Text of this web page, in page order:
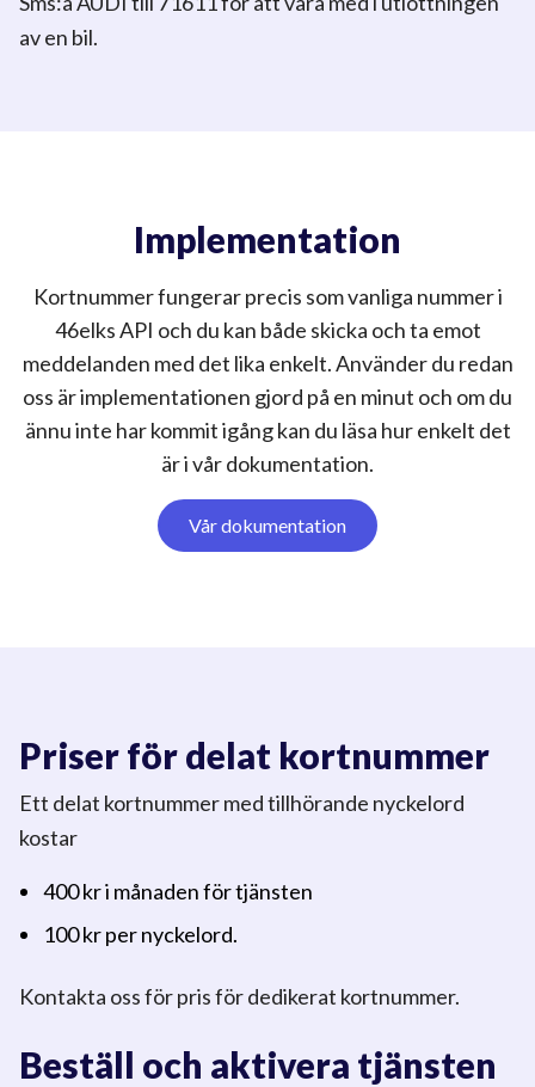
aven bil.
Implementation
Kortnummer fungerar precis som vanliga nummer i
46elks API och du kan både skicka och ta emot
meddelanden med det lika enkelt. Använder du redan
oss är implementationen gjord på en minut och om du
ännu inte har kommit igång kan du läsa hur enkelt det
är i vår dokumentation.
Vår dokumentation
Priser för delat kortnummer
Ett delat kortnummer med tillhörande nyckelord
kostar
400 kr i månaden för tjänsten
100 kr per nyckelord.
Kontakta oss för pris för dedikerat kortnummer.
Beställ och aktivera tjänsten